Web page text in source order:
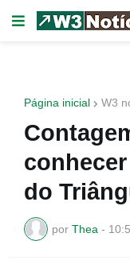
Página inicial W3
do
por Thea -